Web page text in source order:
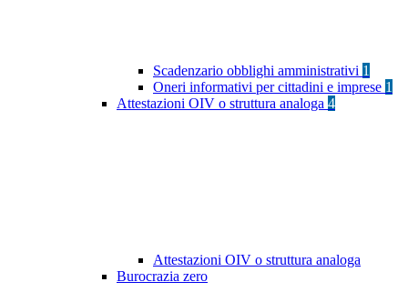
Scadenzario obblighi amministrativi 1
Oneri informativi per cittadini e imprese 1
Attestazioni OIV o struttura analoga 4
Attestazioni OIV o struttura analoga
Burocrazia zero